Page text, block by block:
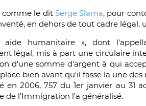
comme le dit Serge Slama, pour
en dehors de tout cadre
aide humanitaire », dont
légal, mis à part une circulaire
d'une somme d'argent à qui
bien avant qu'il fasse la une
en 2006, 757 du 1er janvier au 31
de l'Immigration l'a généralisé.